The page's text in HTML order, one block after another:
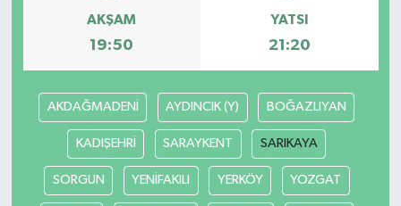
AKŞAM
19:50
YATSI
21:20
AKDAĞMADENİ AYDINCIK (Y) BOĞAZLIYAN
KADIŞEHRİ SARAYKENT SARIKAYA
SORGUN YENİFAKILI YERKÖY YOZGAT